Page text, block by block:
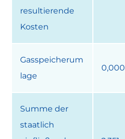
resultierende
Kosten
Gasspeicherum
lage
0,000
Summe der
staatlich